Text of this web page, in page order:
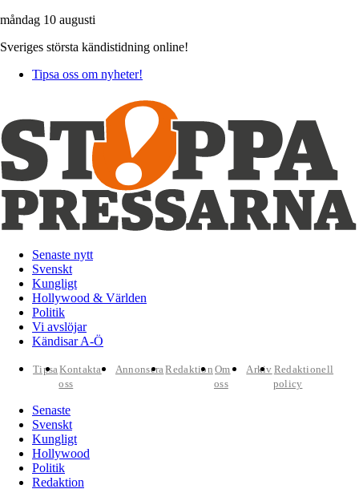
måndag 10 augusti
Sveriges största kändistidning online!
Tipsa oss om nyheter!
Senaste nytt
Svenskt
Kungligt
Hollywood & Världen
Politik
Vi avslöjar
Kändisar A-Ö
TipsaKontakta
oss
AnnonseraRedaktion Om
oss
Arkiv Redaktionell
policy
Senaste
Svenskt
Kungligt
Hollywood
Politik
Redaktion